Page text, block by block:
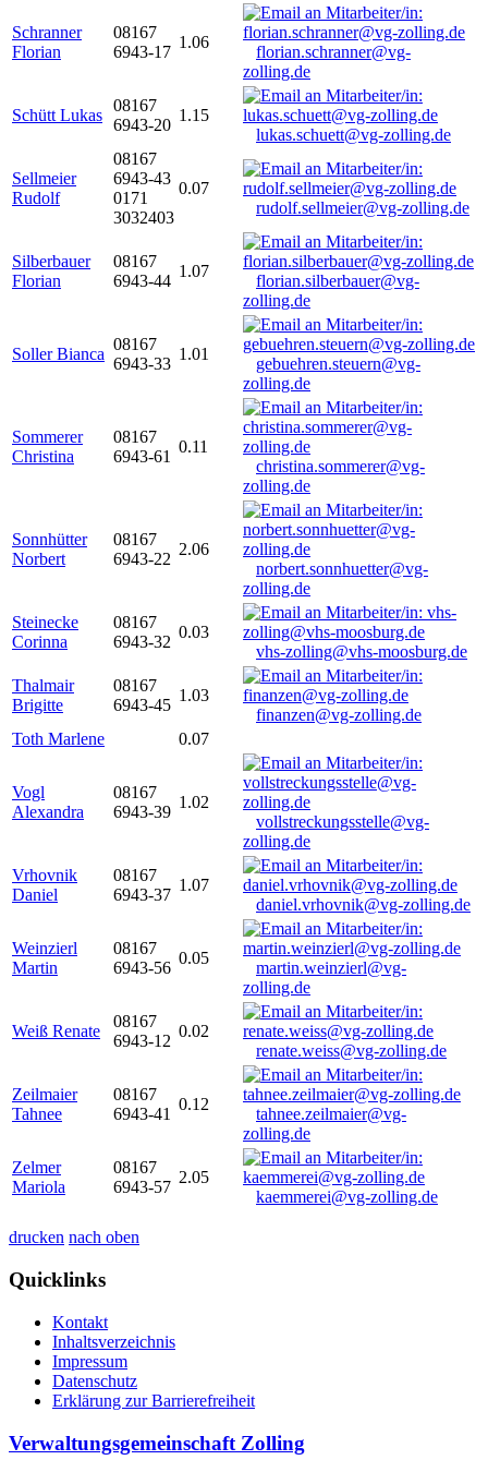
Schranner
Florian
08167
6943-17
1.06
florian.schranner@vg-
zolling.de
Schütt Lukas
08167
6943-20
1.15
lukas.schuett@vg-zolling.de
Sellmeier
Rudolf
08167
6943-43
0171
3032403
0.07
rudolf.sellmeier@vg-zolling.de
Silberbauer
Florian
08167
6943-44
1.07
florian.silberbauer@vg-
zolling.de
Soller Bianca
08167
6943-33
1.01
gebuehren.steuern@vg-
zolling.de
Sommerer
Christina
08167
6943-61
0.11
christina.sommerer@vg-
zolling.de
Sonnhütter
Norbert
08167
6943-22
2.06
norbert.sonnhuetter@vg-
zolling.de
Steinecke
Corinna
08167
6943-32
0.03
vhs-zolling@vhs-moosburg.de
Thalmair
Brigitte
08167
6943-45
1.03
finanzen@vg-zolling.de
Toth Marlene
0.07
Vogl
Alexandra
08167
6943-39
1.02
vollstreckungsstelle@vg-
zolling.de
Vrhovnik
Daniel
08167
6943-37
1.07
daniel.vrhovnik@vg-zolling.de
Weinzierl
Martin
08167
6943-56
0.05
martin.weinzierl@vg-
zolling.de
Weiß Renate
08167
6943-12
0.02
renate.weiss@vg-zolling.de
Zeilmaier
Tahnee
08167
6943-41
0.12
tahnee.zeilmaier@vg-
zolling.de
Zelmer
Mariola
08167
6943-57
2.05
kaemmerei@vg-zolling.de
drucken nach oben
Quicklinks
Kontakt
Inhaltsverzeichnis
Impressum
Datenschutz
Erklärung zur Barrierefreiheit
Verwaltungsgemeinschaft Zolling